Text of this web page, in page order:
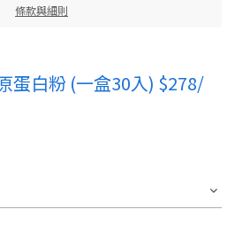
條款與細則
蛋白粉 (一盒30入) $278/